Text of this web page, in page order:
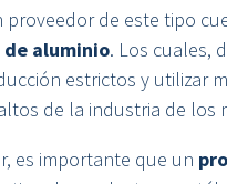
proveedor de este tipo
aluminio. Los cuales,
estrictos y utilizar
de la industria de los
es importante que un